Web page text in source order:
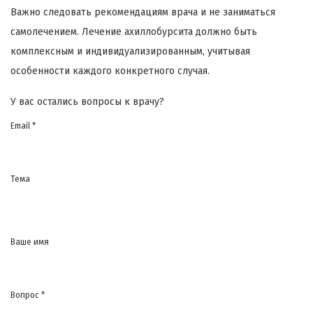
Важно следовать рекомендациям врача и не заниматься
самолечением. Лечение ахиллобурсита должно быть
комплексным и индивидуализированным, учитывая
особенности каждого конкретного случая.
У вас остались вопросы к врачу?
Email *
Тема
Ваше имя
Вопрос *